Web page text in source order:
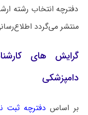
دفترچه انتخاب رشته
منتشر می‌گردد
گرایش های
دامپزشکی
بر اساس دفترچه ثبت